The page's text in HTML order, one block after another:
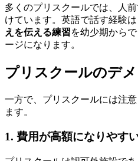
多くのプリスクールでは、人
けています。英語で話す経験は
えを伝える練習を幼少期から
ージになります。
プリスクールのデ
一方で、プリスクールには注
ます。
1. 費用が高額になりやす